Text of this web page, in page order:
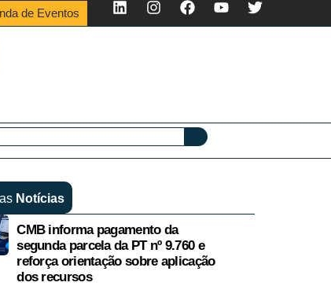
de Eventos
Notícias
CMB informa pagamento da
segunda parcela da PT nº 9.760 e
reforça orientação sobre aplicação
dos recursos